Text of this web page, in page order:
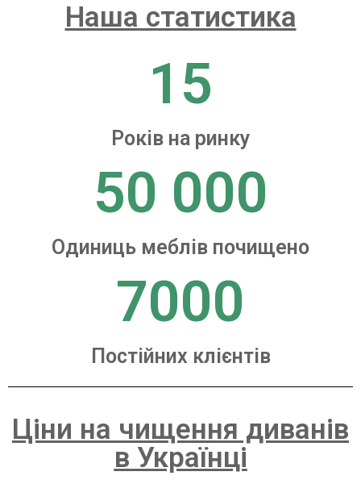
Наша статистика
15
Років на ринку
50 000
Одиниць меблів почищено
7000
Постійних клієнтів
Ціни на чищення диванів
в Українці